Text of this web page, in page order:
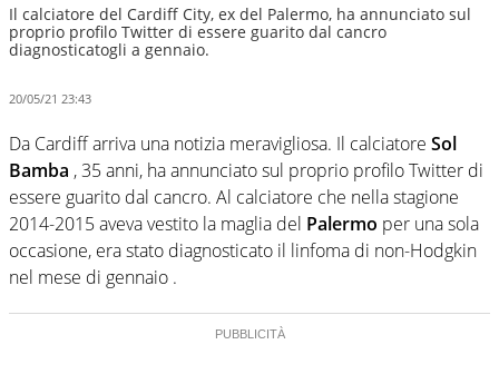
Il calciatore del Cardiff City, ex del Palermo, ha annunciato sul
proprio profilo Twitter di essere guarito dal cancro
diagnosticatogli a gennaio.
20/05/21 23:43
Da Cardiff arriva una notizia meravigliosa. Il calciatore Sol
Bamba , 35 anni, ha annunciato sul proprio profilo Twitter di
essere guarito dal cancro. Al calciatore che nella stagione
2014-2015 aveva vestito la maglia del Palermo per una sola
occasione, era stato diagnosticato il linfoma di non-Hodgkin
nel mese di gennaio .